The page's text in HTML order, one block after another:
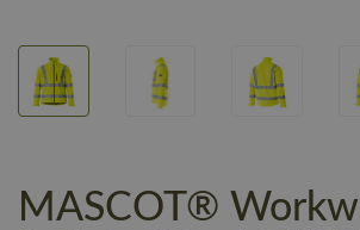
MASCOT®